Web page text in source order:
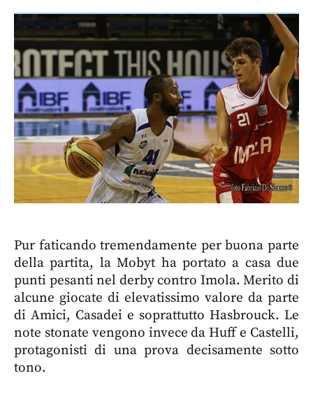
Pur faticando tremendamente per buona parte
della partita, la Mobyt ha portato a casa due
punti pesanti nel derby contro Imola. Merito di
alcune giocate di elevatissimo valore da parte
di Amici, Casadei e soprattutto Hasbrouck. Le
note stonate vengono invece da Huff e Castelli,
protagonisti di una prova decisamente sotto
tono.